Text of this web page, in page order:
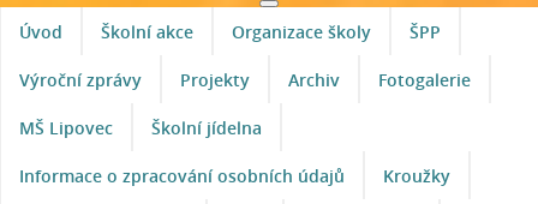
Úvod Školní akce Organizace školy ŠPP
Výroční zprávy Projekty Archiv Fotogalerie
MŠ Lipovec Školní jídelna
Informace o zpracování osobních údajů Kroužky